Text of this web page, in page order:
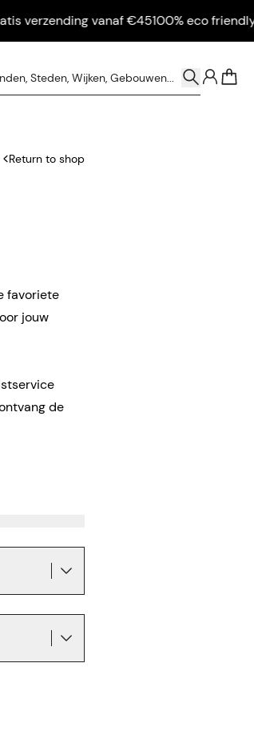
vanaf €45100% eco friendly -
Return to shop
favoriete
jouw
de